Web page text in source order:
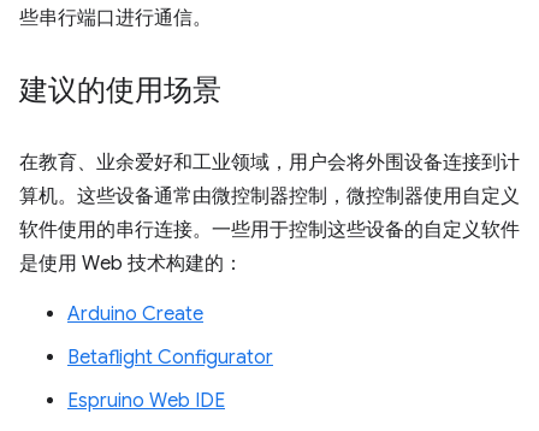
些串行端口进行通信。
建议的使用场景
在教育、业余爱好和工业领域，用户会将外围设备连接到计
算机。这些设备通常由微控制器控制，微控制器使用自定义
软件使用的串行连接。一些用于控制这些设备的自定义软件
是使用 Web 技术构建的：
Arduino Create
Betaflight Configurator
Espruino Web IDE